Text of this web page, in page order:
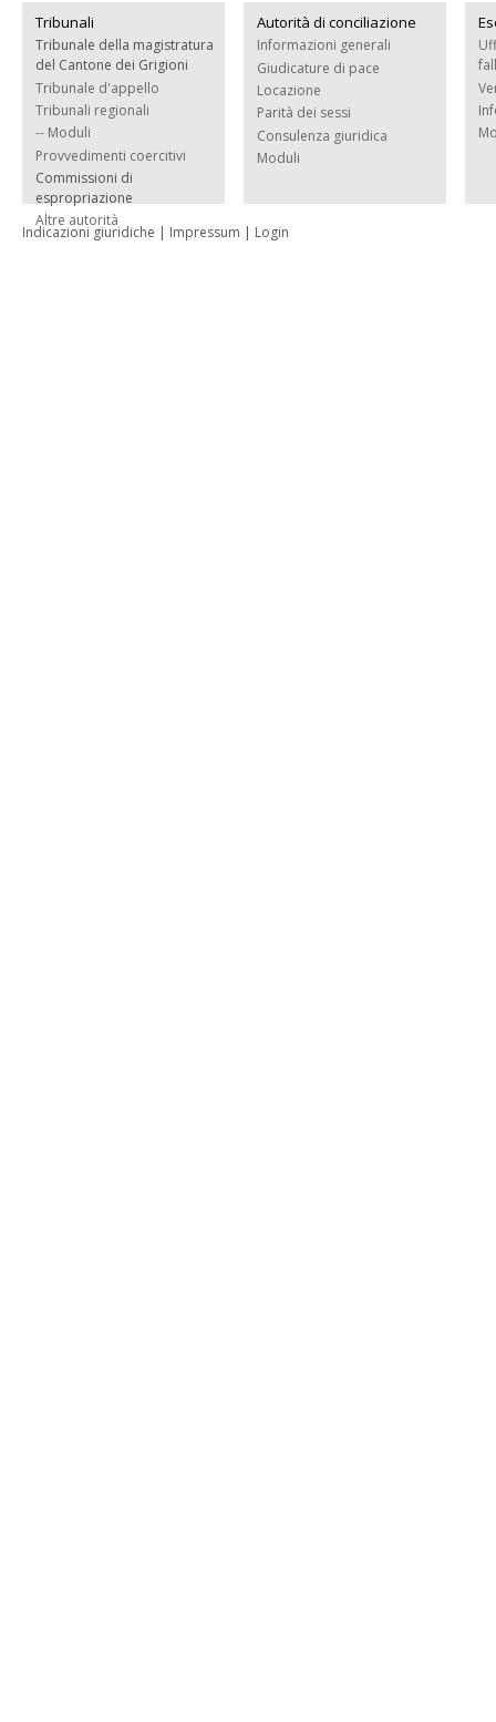
Tribunali
Tribunale della magistratura
del Cantone dei Grigioni
Tribunale d'appello
Tribunali regionali
-- Moduli
Provvedimenti coercitivi
Commissioni di
espropriazione
Altre autorità
Autorità di conciliazione
Informazioni generali
Giudicature di pace
Locazione
Parità dei sessi
Consulenza giuridica
Moduli
Indicazioni giuridiche | Impressum | Login